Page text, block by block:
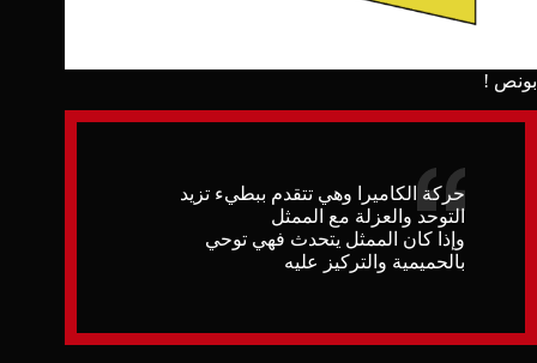
بونص !
حركة الكاميرا وهي تتقدم ببطيء تزيد
التوحد والعزلة مع الممثل
وإذا كان الممثل يتحدث فهي توحي
بالحميمية والتركيز عليه